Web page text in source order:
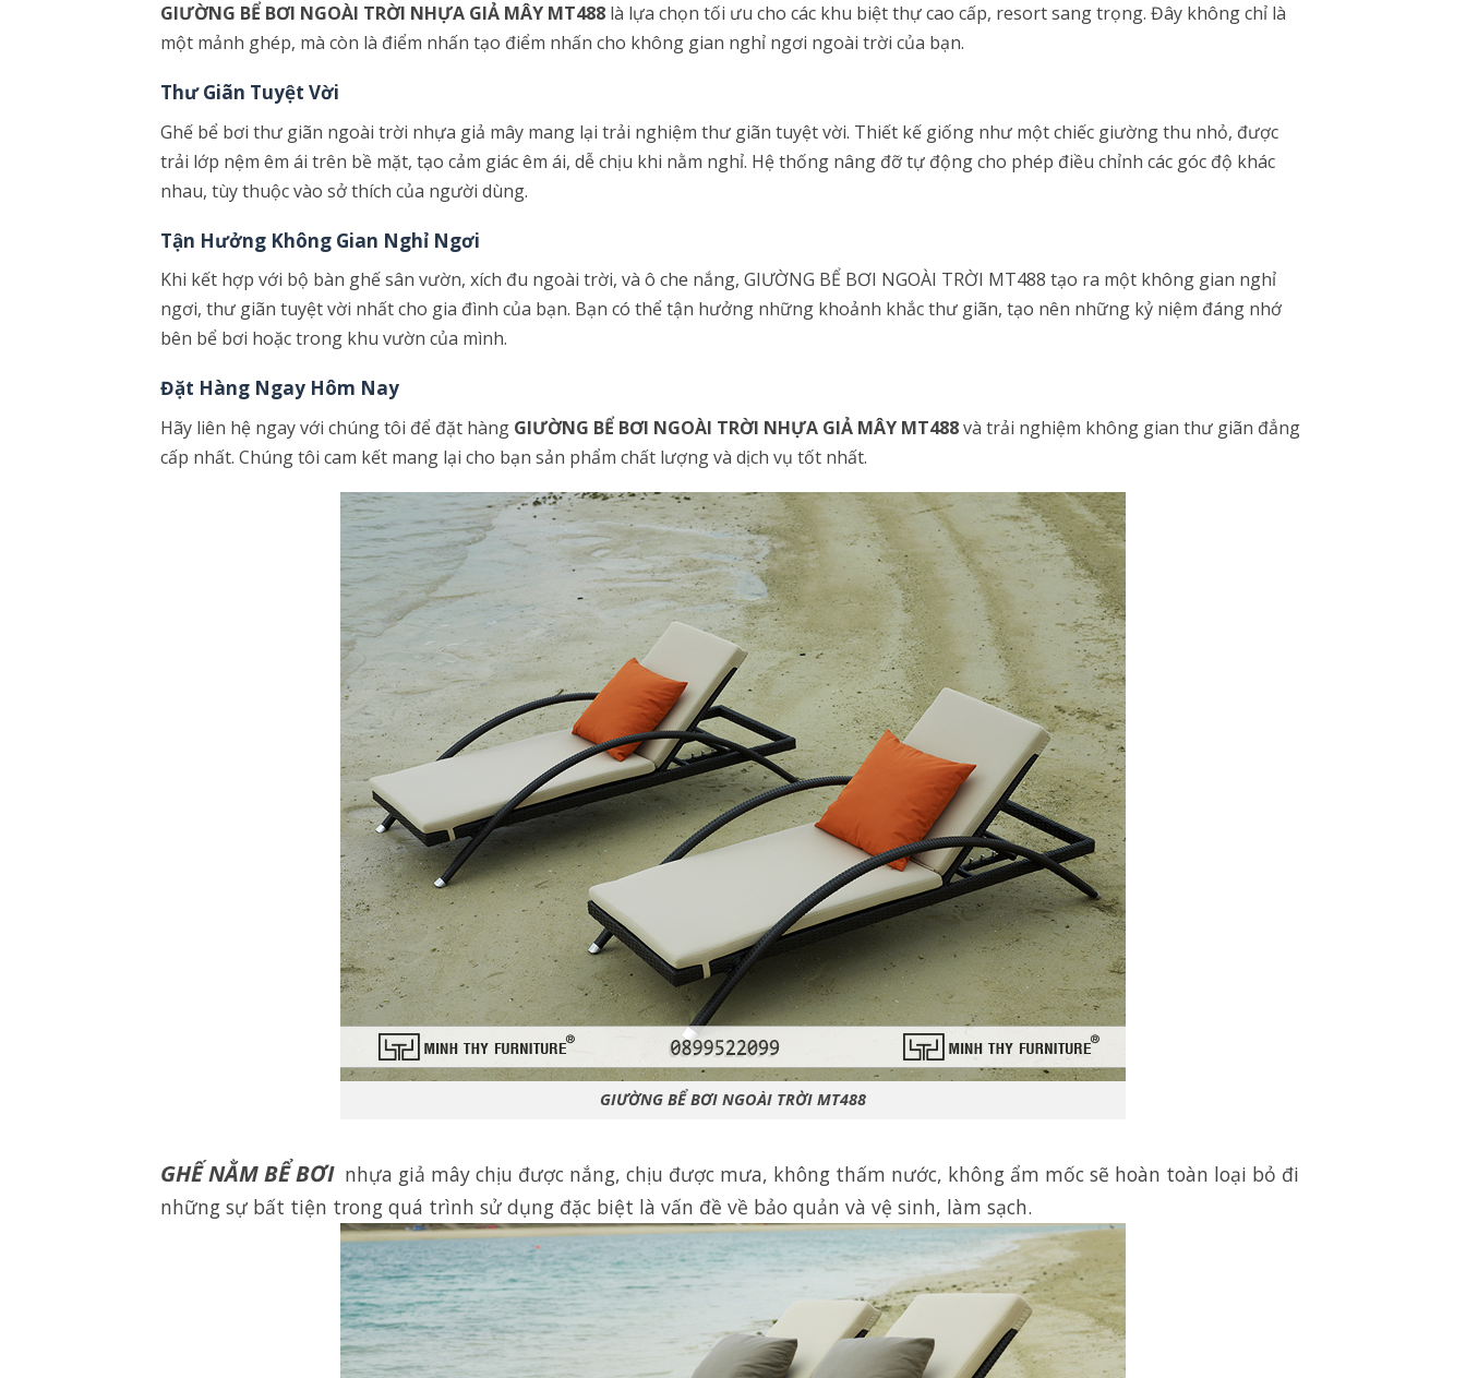
GIƯỜNG BỂ BƠI NGOÀI TRỜI NHỰA GIẢ MÂY MT488 là lựa chọn tối ưu cho các khu biệt thự cao cấp, resort sang trọng. Đây không chỉ là
một mảnh ghép, mà còn là điểm nhấn tạo điểm nhấn cho không gian nghỉ ngơi ngoài trời của bạn.
Thư Giãn Tuyệt Vời
Ghế bể bơi thư giãn ngoài trời nhựa giả mây mang lại trải nghiệm thư giãn tuyệt vời. Thiết kế giống như một chiếc giường thu nhỏ, được
trải lớp nệm êm ái trên bề mặt, tạo cảm giác êm ái, dễ chịu khi nằm nghỉ. Hệ thống nâng đỡ tự động cho phép điều chỉnh các góc độ khác
nhau, tùy thuộc vào sở thích của người dùng.
Tận Hưởng Không Gian Nghỉ Ngơi
Khi kết hợp với bộ bàn ghế sân vườn, xích đu ngoài trời, và ô che nắng, GIƯỜNG BỂ BƠI NGOÀI TRỜI MT488 tạo ra một không gian nghỉ
ngơi, thư giãn tuyệt vời nhất cho gia đình của bạn. Bạn có thể tận hưởng những khoảnh khắc thư giãn, tạo nên những kỷ niệm đáng nhớ
bên bể bơi hoặc trong khu vườn của mình.
Đặt Hàng Ngay Hôm Nay
Hãy liên hệ ngay với chúng tôi để đặt hàng GIƯỜNG BỂ BƠI NGOÀI TRỜI NHỰA GIẢ MÂY MT488và trải nghiệm không gian thư giãn đẳng
cấp nhất. Chúng tôi cam kết mang lại cho bạn sản phẩm chất lượng và dịch vụ tốt nhất.
GIƯỜNG BỂ BƠI NGOÀI TRỜI MT488
GHẾ NẰM BỂ BƠI nhựa giả mây chịu được nắng, chịu được mưa, không thấm nước, không ẩm mốc sẽ hoàn toàn loại bỏ đi
những sự bất tiện trong quá trình sử dụng đặc biệt là vấn đề về bảo quản và vệ sinh, làm sạch.